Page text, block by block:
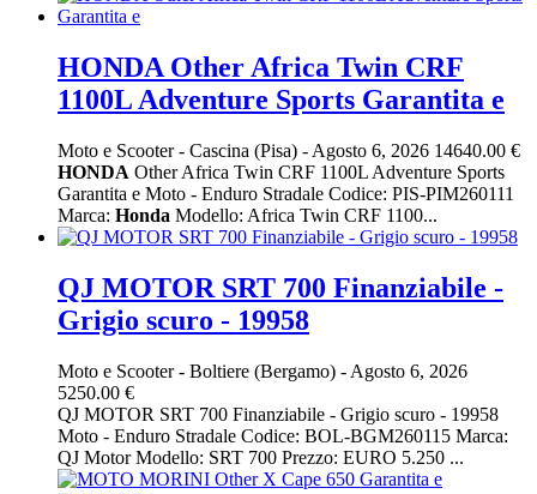
HONDA Other Africa Twin CRF
1100L Adventure Sports Garantita e
Moto e Scooter- Cascina (Pisa) - Agosto 6, 2026 14640.00 €
HONDA Other Africa Twin CRF 1100L Adventure Sports
Garantita e Moto - Enduro Stradale Codice: PIS-PIM260111
Marca: Honda Modello: Africa Twin CRF 1100...
QJ MOTOR SRT 700 Finanziabile -
Grigio scuro - 19958
Moto e Scooter- Boltiere (Bergamo) - Agosto 6, 2026
5250.00 €
QJ MOTOR SRT 700 Finanziabile - Grigio scuro - 19958
Moto - Enduro Stradale Codice: BOL-BGM260115 Marca:
QJ Motor Modello: SRT 700 Prezzo: EURO 5.250 ...